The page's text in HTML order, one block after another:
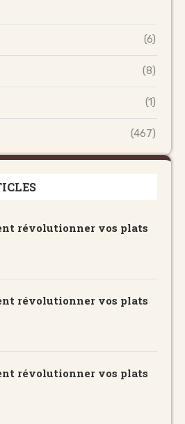
(6)
(8)
(1)
(467)
révolutionner vos plats
révolutionner vos plats
révolutionner vos plats